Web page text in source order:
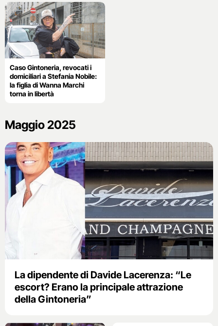
Caso Gintoneria, revocati i
domiciliari a Stefania Nobile:
la figlia di Wanna Marchi
torna in libertà
Maggio 2025
La dipendente di Davide Lacerenza: “Le
escort? Erano la principale attrazione
della Gintoneria”